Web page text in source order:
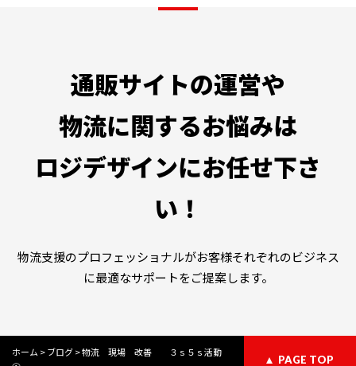
通販サイトの運営や
物流に関するお悩みは
ロジデザインにお任せ下さ
い！
物流支援のプロフェッショナルがお客様それぞれのビジネス
に最適なサポートをご提案します。
ホーム >ブログ>物流 現場 改善 ３ｓ５ｓ活動
PAGE TOP